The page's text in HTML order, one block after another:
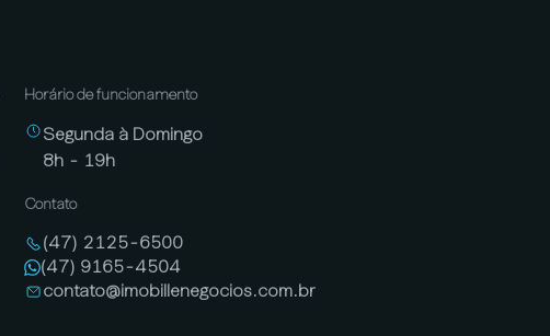
Horário de funcionamento
Segunda à Domingo
8h - 19h
Contato
(47) 2125-6500
(47) 9165-4504
contato@imobillenegocios.com.br